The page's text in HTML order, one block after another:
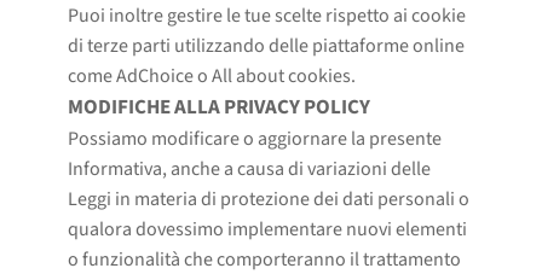
Puoi inoltre gestire le tue scelte rispetto ai cookie
di terze parti utilizzando delle piattaforme online
come AdChoice o All about cookies.
MODIFICHE ALLA PRIVACY POLICY
Possiamo modificare o aggiornare la presente
Informativa, anche a causa di variazioni delle
Leggi in materia di protezione dei dati personali o
qualora dovessimo implementare nuovi elementi
o funzionalità che comporteranno il trattamento